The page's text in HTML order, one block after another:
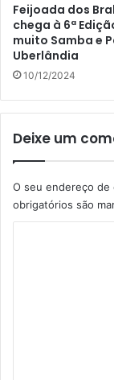
Feijoada dos
chega à 6ª
muito Samba e
Uberlândia
10/12/2024
Deixe um
O seu endereço de
obrigatórios são